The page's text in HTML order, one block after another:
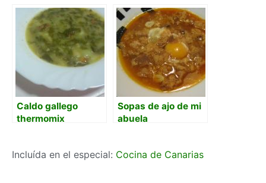
albondiguillas
pollo
Caldo gallego
thermomix
Sopas de ajo de mi
abuela
Incluída en el especial: Cocina de Canarias